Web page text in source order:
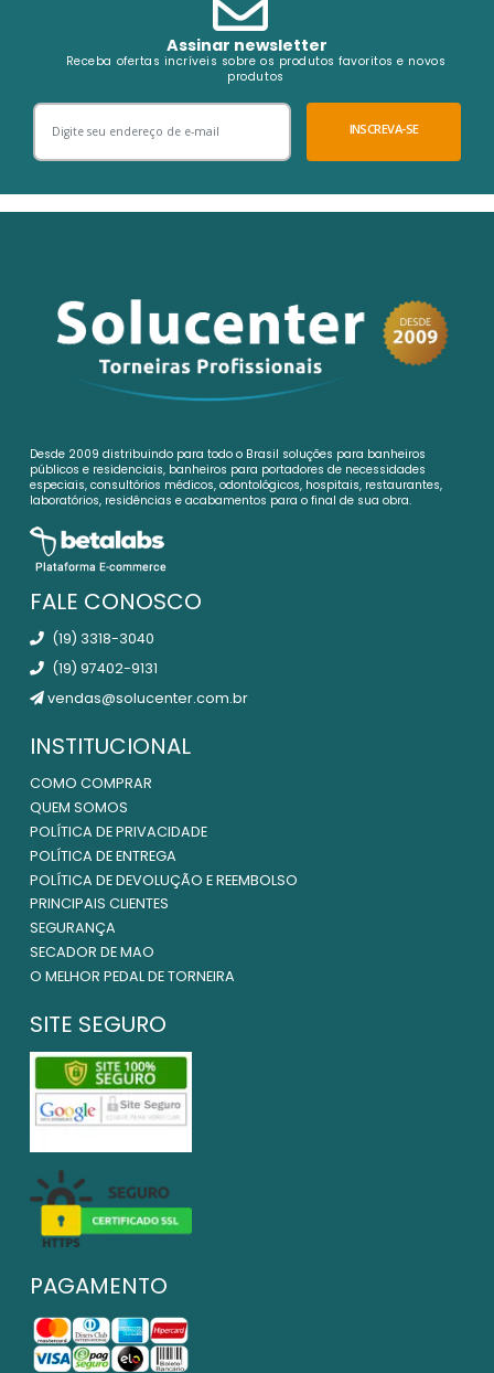
Assinar newsletter
Receba ofertas incríveis sobre os produtos favoritos e novos
produtos
INSCREVA-SE
Desde 2009 distribuindo para todo o Brasil soluções para banheiros
públicos e residenciais, banheiros para portadores de necessidades
especiais, consultórios médicos, odontológicos, hospitais, restaurantes,
laboratórios, residências e acabamentos para o final de sua obra.
FALE CONOSCO
(19) 3318-3040
(19) 97402-9131
vendas@solucenter.com.br
INSTITUCIONAL
COMO COMPRAR
QUEM SOMOS
POLÍTICA DE PRIVACIDADE
POLÍTICA DE ENTREGA
POLÍTICA DE DEVOLUÇÃO E REEMBOLSO
PRINCIPAIS CLIENTES
SEGURANÇA
SECADOR DE MAO
O MELHOR PEDAL DE TORNEIRA
SITE SEGURO
PAGAMENTO